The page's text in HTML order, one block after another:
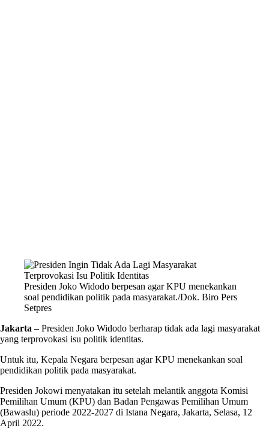
Presiden Joko Widodo berpesan agar KPU menekankan
soal pendidikan politik pada masyarakat./Dok. Biro Pers
Setpres
Jakarta – Presiden Joko Widodo berharap tidak ada lagi masyarakat
yang terprovokasi isu politik identitas.
Untuk itu, Kepala Negara berpesan agarKPU menekankan soal
pendidikan politik pada masyarakat.
Presiden Jokowi menyatakan itu setelah melantik anggota Komisi
Pemilihan Umum (KPU) dan Badan Pengawas Pemilihan Umum
(Bawaslu) periode 2022-2027 di Istana Negara, Jakarta, Selasa, 12
April 2022.